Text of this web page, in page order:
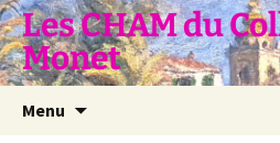
Aller
au
contenu
Les CHAM du
Monet
Menu